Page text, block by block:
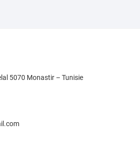
5070 Monastir – Tunisie